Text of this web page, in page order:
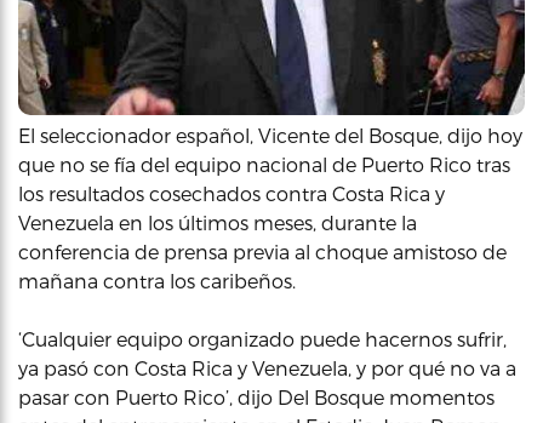
El seleccionador español, Vicente del Bosque, dijo hoy
que no se fía del equipo nacional de Puerto Rico tras
los resultados cosechados contra Costa Rica y
Venezuela en los últimos meses, durante la
conferencia de prensa previa al choque amistoso de
mañana contra los caribeños.
‘Cualquier equipo organizado puede hacernos sufrir,
ya pasó con Costa Rica y Venezuela, y por qué no va a
pasar con Puerto Rico’, dijo Del Bosque momentos